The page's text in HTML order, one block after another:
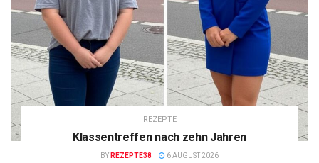
REZEPTE
Klassentreffen nach zehn Jahren
BY REZEPTE38 6 AUGUST 2026